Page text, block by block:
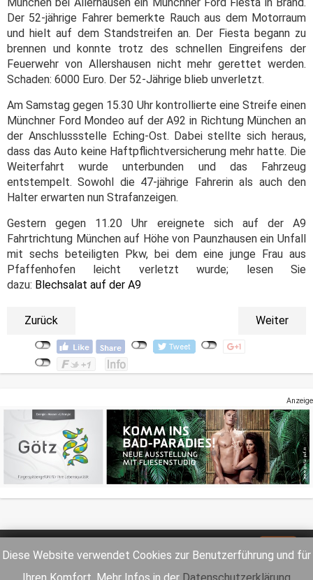
Diese Website verwendet Cookies zur Benutzerführung und für
Der 52-jährige Fahrer bemerkte Rauch aus dem Motorraum
und hielt auf dem Standstreifen an. Der Fiesta begann zu
brennen und konnte trotz des schnellen Eingreifens der
Feuerwehr von Allershausen nicht mehr gerettet werden.
Schaden: 6000 Euro. Der 52-Jährige blieb unverletzt.
Am Samstag gegen 15.30 Uhr kontrollierte eine Streife einen
Münchner Ford Mondeo auf der A92 in Richtung München an
der Anschlussstelle Eching-Ost. Dabei stellte sich heraus,
dass das Auto keine Haftpflichtversicherung mehr hatte. Die
Weiterfahrt wurde unterbunden und das Fahrzeug
entstempelt. Sowohl die 47-jährige Fahrerin als auch den
Halter erwarten nun Strafanzeigen.
Gestern gegen 11.20 Uhr ereignete sich auf der A9
Fahrtrichtung München auf Höhe von Paunzhausen ein Unfall
mit sechs beteiligten Pkw, bei dem eine junge Frau aus
Pfaffenhofen leicht verletzt wurde; lesen Sie
dazu: Blechsalat auf der A9
Zurück Weiter
Anzeige